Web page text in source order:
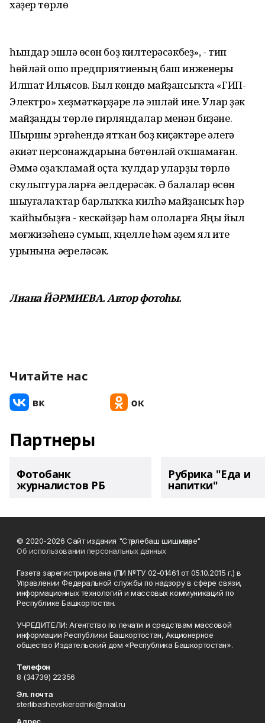
хәҙер төрлө
һындар эшләү өсөн боҙ килтерәсәкбеҙ», - тип
һөйләй ошо предприятиеның баш инженеры
Илшат Ильясов. Был көндө майҙансыҡта «ГИП-
Электро» хеҙмәткәрҙәре лә эшләй ине. Улар үҙәк
майҙанды төрлө гирляндалар менән биҙәне.
Шыршы эргәһендә ятҡан боҙ киҫәктәре әлегә
әкиәт персонаждарына бөтөнләй оҡшамаған.
Әммә оҙаҡламай оҫта ҡулдар уларҙы төрлө
скульптураларға әүелдерәсәк. Ә балалар өсөн
шыуғалаҡтар барлыҡҡа килһә майҙансыҡ һәр
ҡайһыбыҙға - кескәйҙәр һәм ололарға Яңы йыл
мөғжизәһенә сумып, күңелле һәм әүҙем ял итеү
урынына әүереләсәк.
Лиана ЙӘРМИЕВА. Автор фотоһы.
Читайте нас
Партнеры
Фотобанк
журналистов РБ
Рубрика "Еда и
напитки"
© 2020-2026 Сайт издания "Стәрлебаш шишмәләре"
Об использовании персональных данных
Газета зарегистрирована (ПИ №ТУ 02-01461 от 05.10.2015 г.) в
Управлении Федеральной службы по надзору в сфере связи,
информационных технологий и массовых коммуникаций по
Республике Башкортостан.
УЧРЕДИТЕЛИ: Агентство по печати и средствам массовой
информации Республики Башкортостан, Акционерное
общество Издательский дом «Республика Башкортостан».
Телефон
8 (34739) 22356
Эл. почта
sterlibashevskierodniki@mail.ru